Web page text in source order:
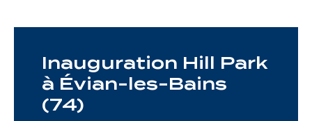
Inauguration Hill Park
à Évian-les-Bains
(74)